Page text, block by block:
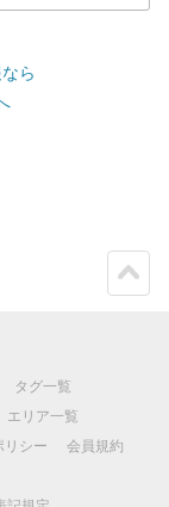
ら
タグ一覧
エリア一覧
リシー
会員規約